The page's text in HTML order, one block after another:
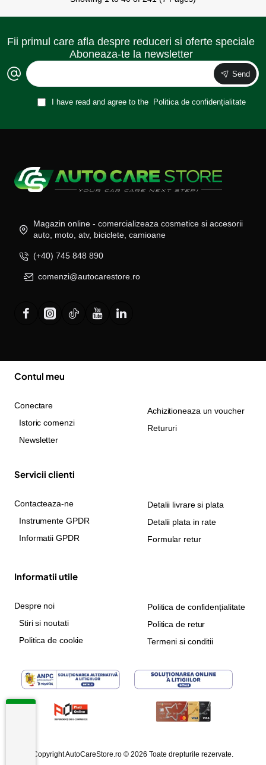
Fii primul care afla despre reduceri si oferte speciale
Aboneaza-te la newsletter
Send
I have read and agree to the Politica de confidențialitate
Magazin online - comercializeaza cosmetice si accesorii
auto, moto, atv, biciclete, camioane
(+40) 745 848 890
comenzi@autocarestore.ro
Contul meu
Conectare
Istoric comenzi
Newsletter
Achizitioneaza un voucher
Retururi
Servicii clienti
Contacteaza-ne
Instrumente GPDR
Informatii GPDR
Detalii livrare si plata
Detalii plata in rate
Formular retur
Informatii utile
Despre noi
Stiri si noutati
Politica de cookie
Politica de confidențialitate
Politica de retur
Termeni si conditii
Copyright AutoCareStore.ro © 2026 Toate drepturile rezervate.